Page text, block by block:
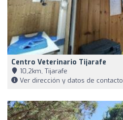
Centro Veterinario Tijarafe
10,2km, Tijarafe
Ver dirección y datos de contacto